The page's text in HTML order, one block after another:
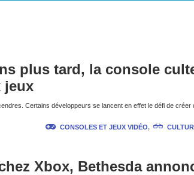
plus tard, la console
jeux
Certains développeurs se lancent en effet le défi de créer
CONSOLES ET JEUX VIDÉO,
Xbox, Bethesda